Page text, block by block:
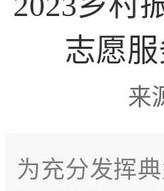
志愿
来
为充分发挥